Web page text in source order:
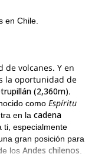
en Chile.
volcanes. Y en
la oportunidad de
(2,360m).
como Espíritu
en la cadena
ti, especialmente
gran posición para
los Andes chilenos